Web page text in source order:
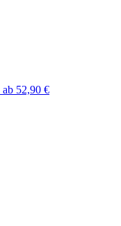
ab 52,90 €